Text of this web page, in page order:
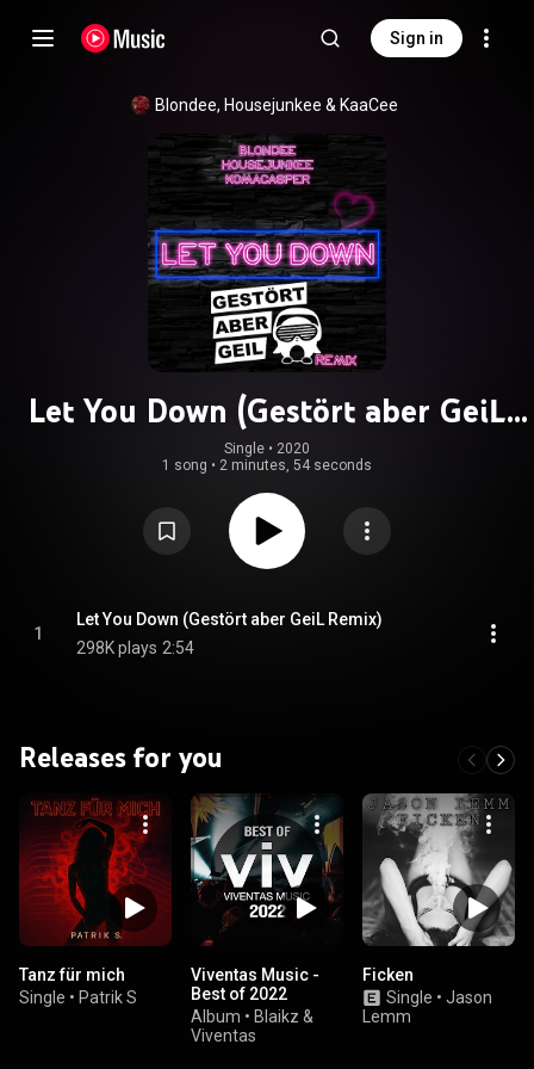
Sign in
Blondee, Housejunkee & KaaCee
Let You Down (Gestört aber GeiL
Remix)
Single • 2020
1 song • 2 minutes, 54 seconds
1
Let You Down (Gestört aber GeiL Remix)
298K plays 2:54
Releases for you
Tanz für mich
Single • Patrik S
Viventas Music -
Best of 2022
Album • Blaikz &
Viventas
Ficken
Single • Jason
Lemm